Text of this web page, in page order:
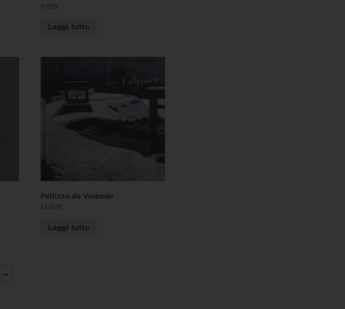
9,00€
Leggi tutto
Pellizza da Volpedo
25,00€
Leggi tutto
→